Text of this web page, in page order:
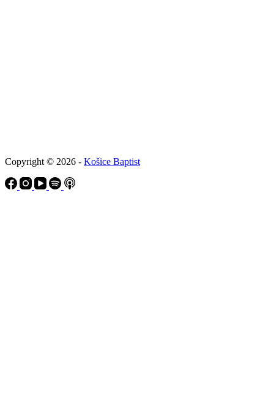
Copyright © 2026 - Košice Baptist